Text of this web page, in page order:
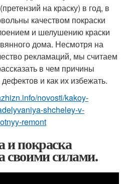
на краску) в год, в
качеством покраски
и шелушению краски
дома. Несмотря на
рекламаций, мы считаем
в чем причины
и как их избежать.
novosti/kakoy-
shcheley-v-
remont
и покраска
своими силами.